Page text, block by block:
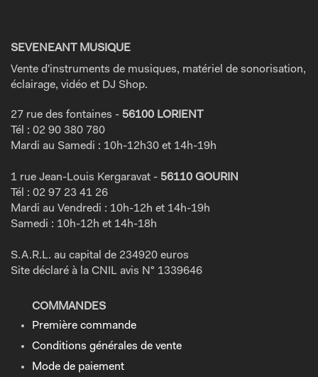
SEVENEANT MUSIQUE
Vente d'instruments de musiques, matériel de sonorisation,
éclairage, vidéo et DJ Shop.
27 rue des fontaines - 56100 LORIENT
Tél : 02 90 380 780
Mardi au Samedi : 10h-12h30 et 14h-19h
1 rue Jean-Louis Kergaravat - 56110 GOURIN
Tél : 02 97 23 41 26
Mardi au Vendredi : 10h-12h et 14h-19h
Samedi : 10h-12h et 14h-18h
S.A.R.L. au capital de 234920 euros
Site déclaré à la CNIL avis N° 1339646
COMMANDES
Première commande
Conditions générales de vente
Mode de paiement